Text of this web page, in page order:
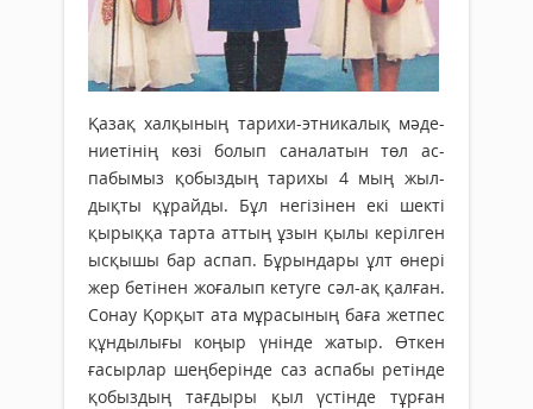
Қазақ халқының тарихи-этникалық мә­­де­
ниетінің көзі болып саналатын төл ас­
пабымыз қобыздың тарихы 4 мың жыл­­
дықты құрайды. Бұл негізінен екі шекті
қырыққа тарта аттың ұзын қылы керілген
ысқышы бар аспап. Бұрындары ұлт өнері
жер бетінен жоғалып кетуге сәл-ақ қалған.
Сонау Қорқыт ата мұрасының баға жетпес
құндылығы коңыр үнінде жатыр. Өткен
ғасырлар шең­бе­рінде саз аспабы ретінде
қобыздың тағдыры қыл үстінде тұрған